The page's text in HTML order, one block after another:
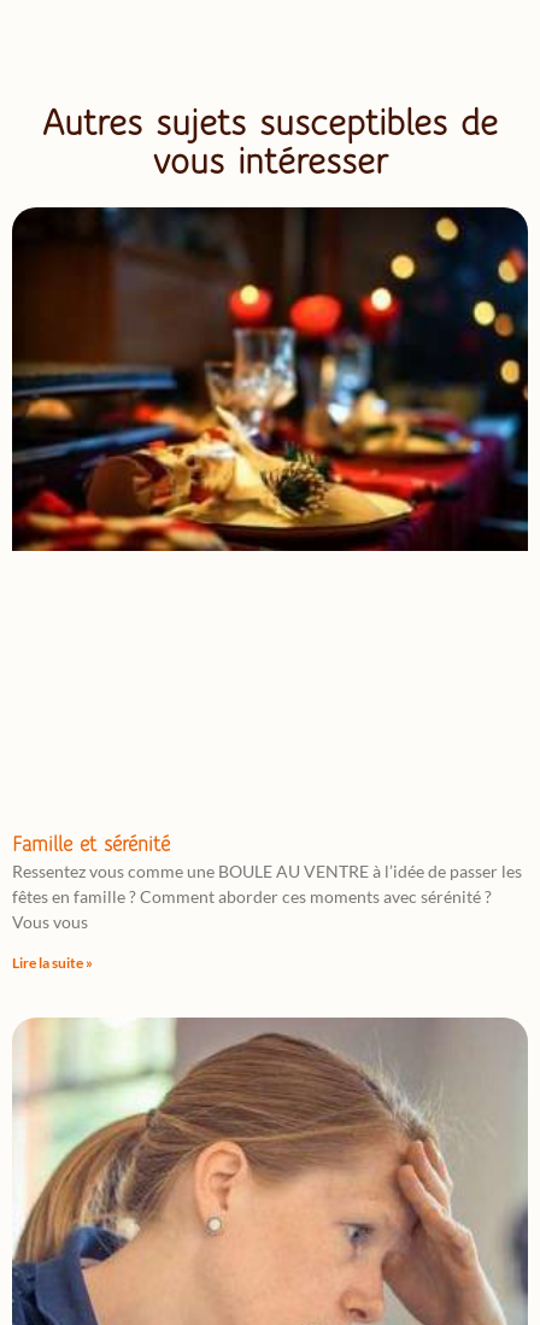
Autres sujets susceptibles de
vous intéresser
Famille et sérénité
Ressentez vous comme une BOULE AU VENTRE à l’idée de passer les
fêtes en famille ? Comment aborder ces moments avec sérénité ?
Vous vous
Lire la suite »